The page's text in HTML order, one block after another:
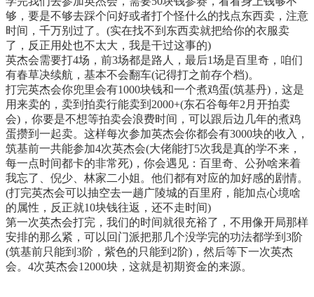
够，要是不够去踩个问好或者打个怪什么的找点东西卖，注意
时间，千万别过了。(实在找不到东西卖就把给你的衣服卖
了，反正用处也不太大，我是干过这事的)
英杰会需要打4场，前3场都是路人，最后1场是百里奇，咱们
有春草决续航，基本不会翻车(记得打之前存个档)。
打完英杰会你兜里会有1000块钱和一个煮鸡蛋(筑基丹)，这是
用来卖的，卖到拍卖行能卖到2000+(东石谷每年2月开拍卖
会)，你要是不想等拍卖会浪费时间，可以跟后边几年的煮鸡
蛋攒到一起卖。这样每次参加英杰会你都会有3000块的收入，
筑基前一共能参加4次英杰会(大佬能打5次我是真的学不来，
每一点时间都卡的非常死)，你会遇见：百里奇、公孙啥来着
我忘了、倪少、林家二小姐。他们都有对应的加好感的剧情。
(打完英杰会可以抽空去一趟广陵城的百里府，能加点心境啥
的属性，反正就10块钱往返，还不走时间)
第一次英杰会打完，我们的时间就很充裕了，不用像开局那样
安排的那么紧，可以回门派把那几个没学完的功法都学到3阶
(筑基前只能到3阶，紫色的只能到2阶)，然后等下一次英杰
会。4次英杰会12000块，这就是初期资金的来源。